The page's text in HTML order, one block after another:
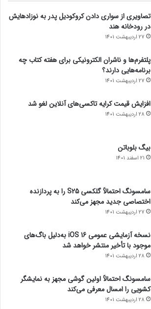
تصاویری از سواری دادن کروکودیل پدر به نوزادهایش
در رودخانه هند
27 اردیبهشت 1401
پلتفرم‌ها و ناشران الکترونیکی برای هفته کتاب چه
برنامه‌هایی دارند؟
27 اردیبهشت 1401
افزایش قیمت کرایه تاکسی‌های آنلاین لغو شد
28 اردیبهشت 1401
بیگ بلوباتن
21 اسفند 1401
سامسونگ احتمالاً گلکسی S25 را به پردازنده
اختصاصی جدید مجهز می‌کند
27 اردیبهشت 1401
نسخه آزمایشی عمومی iOS 16 به‌دلیل باگ‌های
موجود با تأخیر منتشر خواهد شد
28 اردیبهشت 1401
سامسونگ احتمالاً اولین گوشی مجهز به نمایشگر
کشویی را امسال معرفی می‌کند
28 اردیبهشت 1401